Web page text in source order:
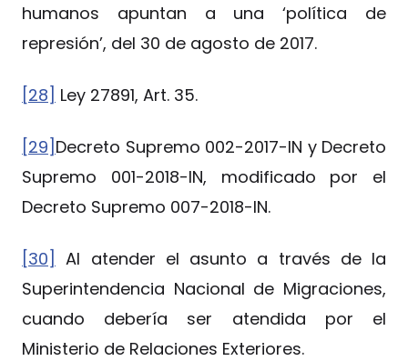
humanos apuntan a una ‘política de
represión’, del 30 de agosto de 2017.
[28] Ley 27891, Art. 35.
[29] Decreto Supremo 002-2017-IN y Decreto
Supremo 001-2018-IN, modificado por el
Decreto Supremo 007-2018-IN.
[30] Al atender el asunto a través de la
Superintendencia Nacional de Migraciones,
cuando debería ser atendida por el
Ministerio de Relaciones Exteriores.